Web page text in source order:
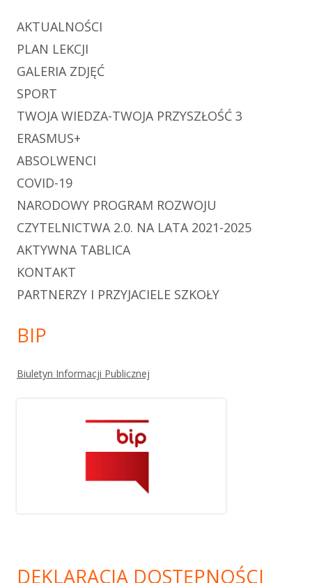
AKTUALNOŚCI
PLAN LEKCJI
GALERIA ZDJĘĆ
SPORT
TWOJA WIEDZA-TWOJA PRZYSZŁOŚĆ 3
ERASMUS+
ABSOLWENCI
COVID-19
NARODOWY PROGRAM ROZWOJU
CZYTELNICTWA 2.0. NA LATA 2021-2025
AKTYWNA TABLICA
KONTAKT
PARTNERZY I PRZYJACIELE SZKOŁY
BIP
Biuletyn Informacji Publicznej
DEKLARACJA DOSTĘPNOŚCI